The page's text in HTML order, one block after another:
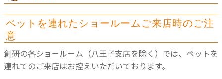
ペットを連れたショールームご来店時のご注
意
創研の各ショールーム（八王子支店を除く）では、ペットを
連れてのご来店はお控えいただいております。